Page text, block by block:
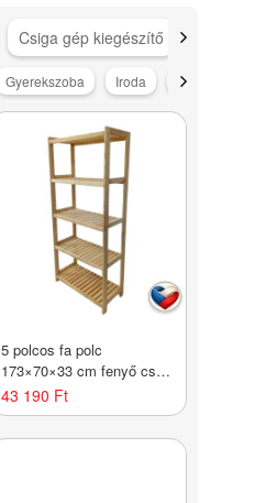
Csiga gép kiegészítő
Gyerekszoba Iroda Drogéria
5 polcos fa polc
173×70×33 cm fenyő cseh
gyártmány
43 190 Ft